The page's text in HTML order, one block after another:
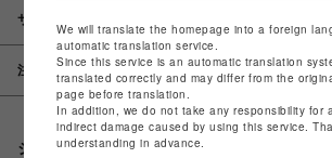
サイズ
注意事項
シェアする
We will translate the homepage into a foreign
automatic translation service.
Since this service is an automatic translation
translated correctly and may differ from the
page before translation.
In addition, we do not take any responsibility for
indirect damage caused by using this service.
understanding in advance.